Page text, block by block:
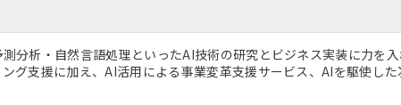
分析・自然言語処理といったAI技術の研究とビジネス実装に力を
グ支援に加え、AI活用による事業変革支援サービス、AIを駆使し